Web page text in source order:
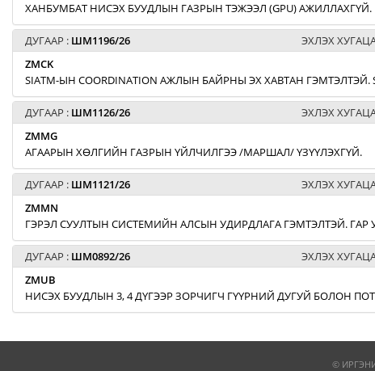
ХАНБУМБАТ НИСЭХ БУУДЛЫН ГАЗРЫН ТЭЖЭЭЛ (GPU) АЖИЛЛАХГҮЙ.
ДУГААР : ШМ1196/26 ЭХЛЭХ
ZMCK
SIATM-ЫН COORDINATION АЖЛЫН БАЙРНЫ ЭХ ХАВТАН
ДУГААР : ШМ1126/26 ЭХЛЭХ
ZMMG
АГААРЫН ХӨЛГИЙН ГАЗРЫН ҮЙЛЧИЛГЭЭ /МАРШАЛ/ ҮЗҮҮЛЭХГҮЙ.
ДУГААР : ШМ1121/26 ЭХЛЭХ
ZMMN
ГЭРЭЛ СУУЛТЫН СИСТЕМИЙН АЛСЫН УДИРДЛАГА ГЭМТЭЛТЭЙ.
ДУГААР : ШМ0892/26 ЭХЛЭХ
ZMUB
НИСЭХ БУУДЛЫН 3, 4 ДҮГЭЭР ЗОРЧИГЧ ГҮҮРНИЙ ДУГУЙ БОЛОН
©